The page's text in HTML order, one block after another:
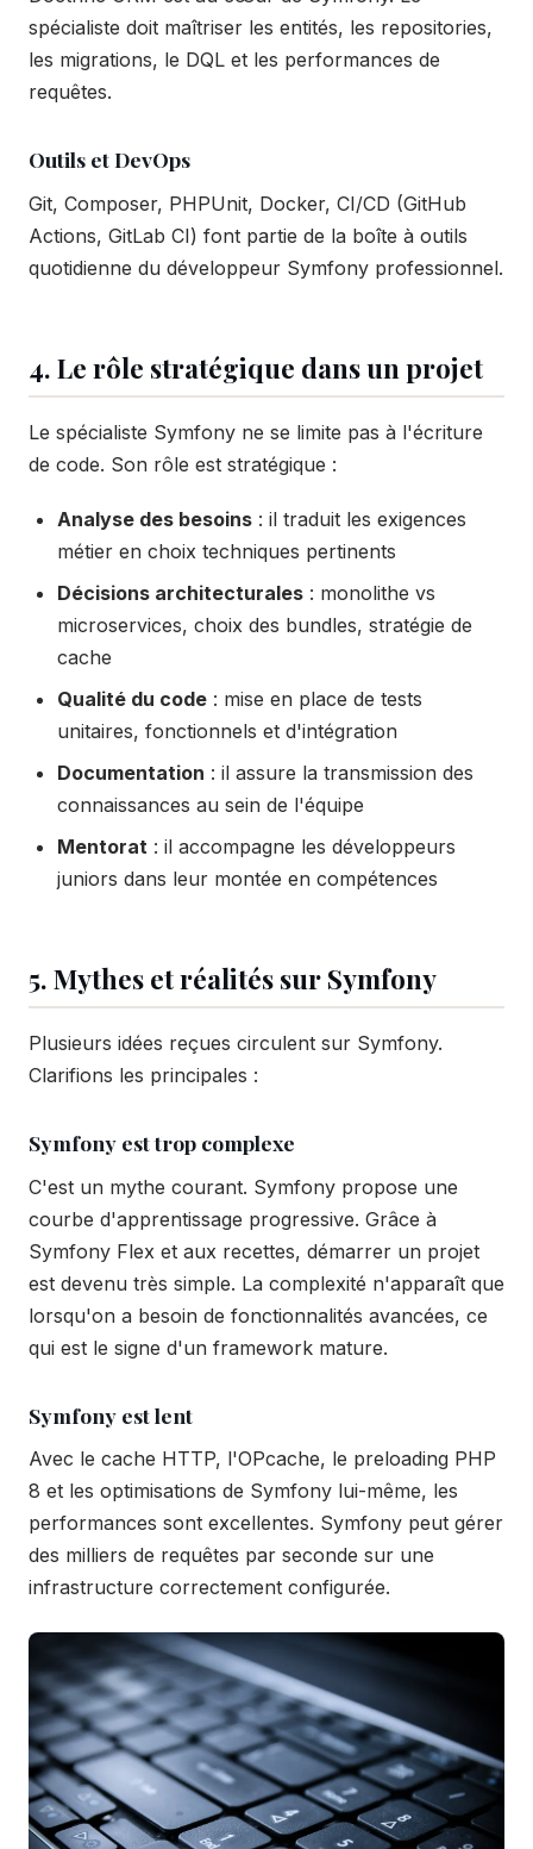
spécialiste doit maîtriser les entités, les repositories,
les migrations, le DQL et les performances de
requêtes.
Outils et DevOps
Git, Composer, PHPUnit, Docker, CI/CD (GitHub
Actions, GitLab CI) font partie de la boîte à outils
quotidienne du développeur Symfony professionnel.
4. Le rôle stratégique dans un projet
Le spécialiste Symfony ne se limite pas à l'écriture
de code. Son rôle est stratégique :
Analyse des besoins : il traduit les exigences
métier en choix techniques pertinents
Décisions architecturales : monolithe vs
microservices, choix des bundles, stratégie de
cache
Qualité du code : mise en place de tests
unitaires, fonctionnels et d'intégration
Documentation : il assure la transmission des
connaissances au sein de l'équipe
Mentorat : il accompagne les développeurs
juniors dans leur montée en compétences
5. Mythes et réalités sur Symfony
Plusieurs idées reçues circulent sur Symfony.
Clarifions les principales :
Symfony est trop complexe
C'est un mythe courant. Symfony propose une
courbe d'apprentissage progressive. Grâce à
Symfony Flex et aux recettes, démarrer un projet
est devenu très simple. La complexité n'apparaît que
lorsqu'on a besoin de fonctionnalités avancées, ce
qui est le signe d'un framework mature.
Symfony est lent
Avec le cache HTTP, l'OPcache, le preloading PHP
8 et les optimisations de Symfony lui-même, les
performances sont excellentes. Symfony peut gérer
des milliers de requêtes par seconde sur une
infrastructure correctement configurée.